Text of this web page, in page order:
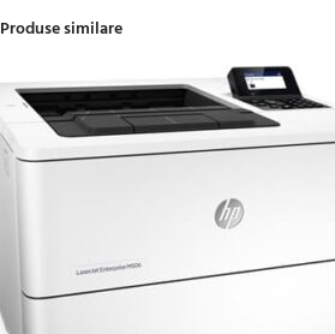
Produse similare